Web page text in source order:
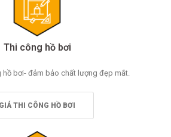
Thi công hồ bơi
hồ bơi- đảm bảo chất lượng đẹp mắt.
GIÁ THI CÔNG HỒ BƠI